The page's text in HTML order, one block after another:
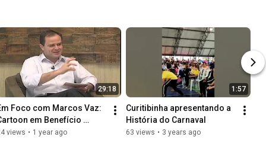
29:18
Foco com Marcos Vaz:
em Benefício
views • 1 year ago
1:57
Curitibinha apresentando a
História do Carnaval
63 views • 3 years ago